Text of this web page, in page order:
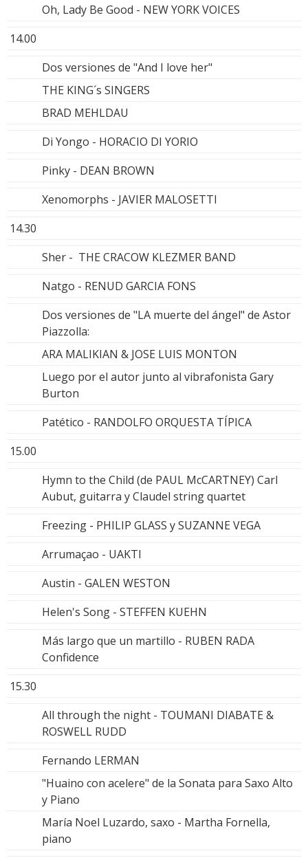
Oh, Lady Be Good - NEW YORK VOICES
14.00
Dos versiones de "And I love her"
THE KING´s SINGERS
BRAD MEHLDAU
Di Yongo - HORACIO DI YORIO
Pinky - DEAN BROWN
Xenomorphs - JAVIER MALOSETTI
14.30
Sher - THE CRACOW KLEZMER BAND
Natgo - RENUD GARCIA FONS
Dos versiones de "LA muerte del ángel" de Astor
Piazzolla:
ARA MALIKIAN & JOSE LUIS MONTON
Luego por el autor junto al vibrafonista Gary
Burton
Patético - RANDOLFO ORQUESTA TÍPICA
15.00
Hymn to the Child (de PAUL McCARTNEY) Carl
Aubut, guitarra y Claudel string quartet
Freezing - PHILIP GLASS y SUZANNE VEGA
Arrumaçao - UAKTI
Austin - GALEN WESTON
Helen's Song - STEFFEN KUEHN
Más largo que un martillo - RUBEN RADA
Confidence
15.30
All through the night - TOUMANI DIABATE &
ROSWELL RUDD
Fernando LERMAN
"Huaino con acelere" de la Sonata para Saxo Alto
y Piano
María Noel Luzardo, saxo - Martha Fornella,
piano